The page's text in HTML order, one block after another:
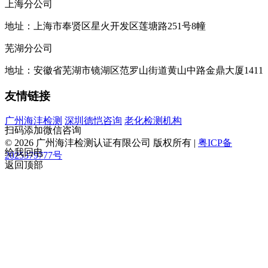
上海分公司
地址：上海市奉贤区星火开发区莲塘路251号8幢
芜湖分公司
地址：安徽省芜湖市镜湖区范罗山街道黄山中路金鼎大厦1411
友情链接
广州海沣检测 深圳德恺咨询 老化检测机构
© 2026 广州海沣检测认证有限公司 版权所有 | 粤ICP备
2025379777号
扫码添加微信咨询
给我回电
返回顶部